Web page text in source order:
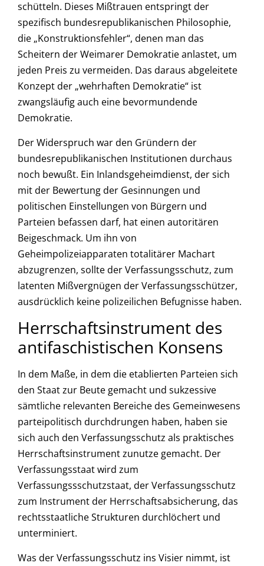
schütteln. Dieses Mißtrauen entspringt der
spezifisch bundesrepublikanischen Philosophie,
die „Konstruktionsfehler“, denen man das
Scheitern der Weimarer Demokratie anlastet, um
jeden Preis zu vermeiden. Das daraus abgeleitete
Konzept der „wehrhaften Demokratie“ ist
zwangsläufig auch eine bevormundende
Demokratie.
Der Widerspruch war den Gründern der
bundesrepublikanischen Institutionen durchaus
noch bewußt. Ein Inlandsgeheimdienst, der sich
mit der Bewertung der Gesinnungen und
politischen Einstellungen von Bürgern und
Parteien befassen darf, hat einen autoritären
Beigeschmack. Um ihn von
Geheimpolizeiapparaten totalitärer Machart
abzugrenzen, sollte der Verfassungsschutz, zum
latenten Mißvergnügen der Verfassungsschützer,
ausdrücklich keine polizeilichen Befugnisse haben.
Herrschaftsinstrument des
antifaschistischen Konsens
In dem Maße, in dem die etablierten Parteien sich
den Staat zur Beute gemacht und sukzessive
sämtliche relevanten Bereiche des Gemeinwesens
parteipolitisch durchdrungen haben, haben sie
sich auch den Verfassungsschutz als praktisches
Herrschaftsinstrument zunutze gemacht. Der
Verfassungsstaat wird zum
Verfassungssschutzstaat, der Verfassungsschutz
zum Instrument der Herrschaftsabsicherung, das
rechtsstaatliche Strukturen durchlöchert und
unterminiert.
Was der Verfassungsschutz ins Visier nimmt, ist